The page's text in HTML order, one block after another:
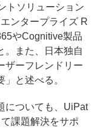
トソリューション
ンタープライズ R
やCognitive製品
。また、日本独自
ザーフレンドリー
と述べる。
についても、UiPat
課題解決をサポ